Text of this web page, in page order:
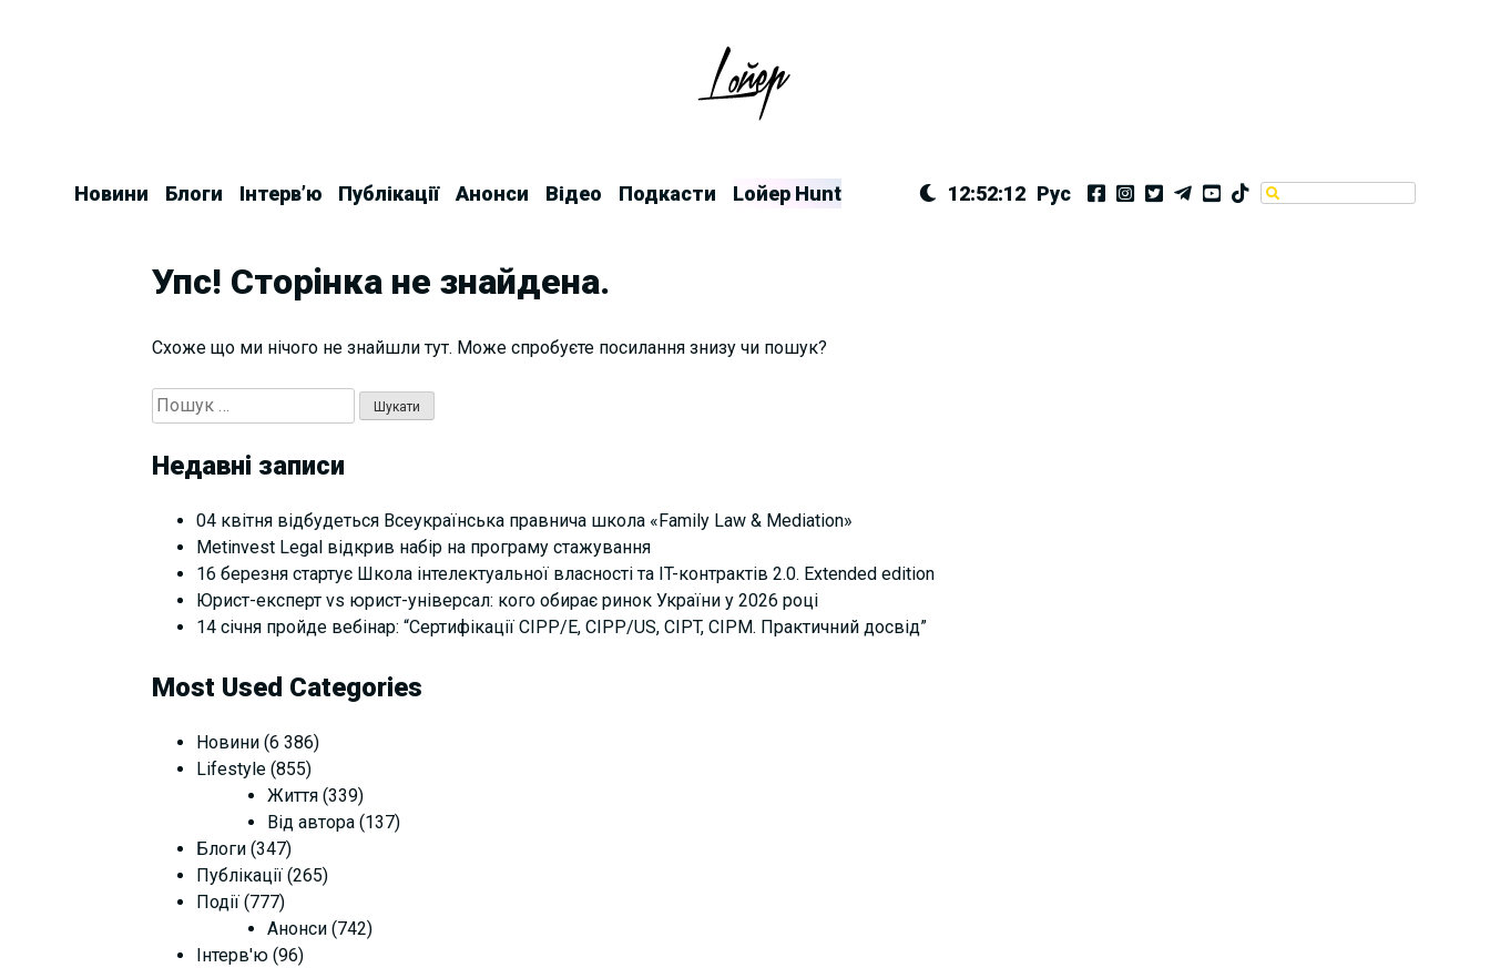
Новини Блоги Інтерв’ю Публікації Анонси Відео Подкасти Lойер Hunt 12:52:12 Рус
Упс! Сторінка не знайдена.
Схоже що ми нічого не знайшли тут. Може спробуєте посилання знизу чи пошук?
Пошук:
Недавні записи
04 квітня відбудеться Всеукраїнська правнича школа «Family Law & Mediation»
Metinvest Legal відкрив набір на програму стажування
16 березня стартує Школа інтелектуальної власності та IT-контрактів 2.0. Extended edition
Юрист-експерт vs юрист-універсал: кого обирає ринок України у 2026 році
14 січня пройде вебінар: “Сертифікації СІРР/Е, CIPP/US, CIPT, CIPM. Практичний досвід”
Most Used Categories
Новини (6 386)
Lifestyle (855)
Життя (339)
Від автора (137)
Блоги (347)
Публікації (265)
Події (777)
Анонси (742)
Інтерв'ю (96)